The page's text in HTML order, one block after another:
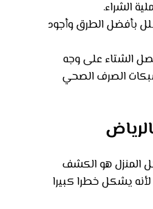
الشراء.
بأفضل الطرق وأجود
الشتاء على وجه
الصرف الصحي
المنزل هو الكشف
لأنه يشكل خطرا كبيرا